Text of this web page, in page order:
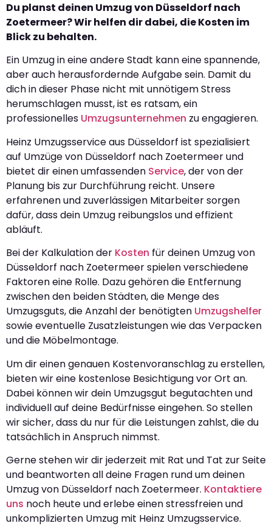
Du planst deinen Umzug von Düsseldorf nach
Zoetermeer? Wir helfen dir dabei, die Kosten im
Blick zu behalten.
Ein Umzug in eine andere Stadt kann eine spannende,
aber auch herausfordernde Aufgabe sein. Damit du
dich in dieser Phase nicht mit unnötigem Stress
herumschlagen musst, ist es ratsam, ein
professionelles Umzugsunternehmen zu engagieren.
Heinz Umzugsservice aus Düsseldorf ist spezialisiert
auf Umzüge von Düsseldorf nach Zoetermeer und
bietet dir einen umfassenden Service, der von der
Planung bis zur Durchführung reicht. Unsere
erfahrenen und zuverlässigen Mitarbeiter sorgen
dafür, dass dein Umzug reibungslos und effizient
abläuft.
Bei der Kalkulation der Kosten für deinen Umzug von
Düsseldorf nach Zoetermeer spielen verschiedene
Faktoren eine Rolle. Dazu gehören die Entfernung
zwischen den beiden Städten, die Menge des
Umzugsguts, die Anzahl der benötigten Umzugshelfer
sowie eventuelle Zusatzleistungen wie das Verpacken
und die Möbelmontage.
Um dir einen genauen Kostenvoranschlag zu erstellen,
bieten wir eine kostenlose Besichtigung vor Ort an.
Dabei können wir dein Umzugsgut begutachten und
individuell auf deine Bedürfnisse eingehen. So stellen
wir sicher, dass du nur für die Leistungen zahlst, die du
tatsächlich in Anspruch nimmst.
Gerne stehen wir dir jederzeit mit Rat und Tat zur Seite
und beantworten all deine Fragen rund um deinen
Umzug von Düsseldorf nach Zoetermeer. Kontaktiere
uns noch heute und erlebe einen stressfreien und
unkomplizierten Umzug mit Heinz Umzugsservice.